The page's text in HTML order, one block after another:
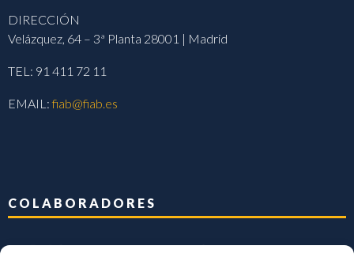
DIRECCIÓN
Velázquez, 64 – 3ª Planta 28001 | Madrid
TEL: 91 411 72 11
EMAIL:fiab@fiab.es
COLABORADORES